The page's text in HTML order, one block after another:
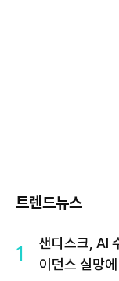
트렌드뉴스
1
샌디스크, AI
이던스 실망